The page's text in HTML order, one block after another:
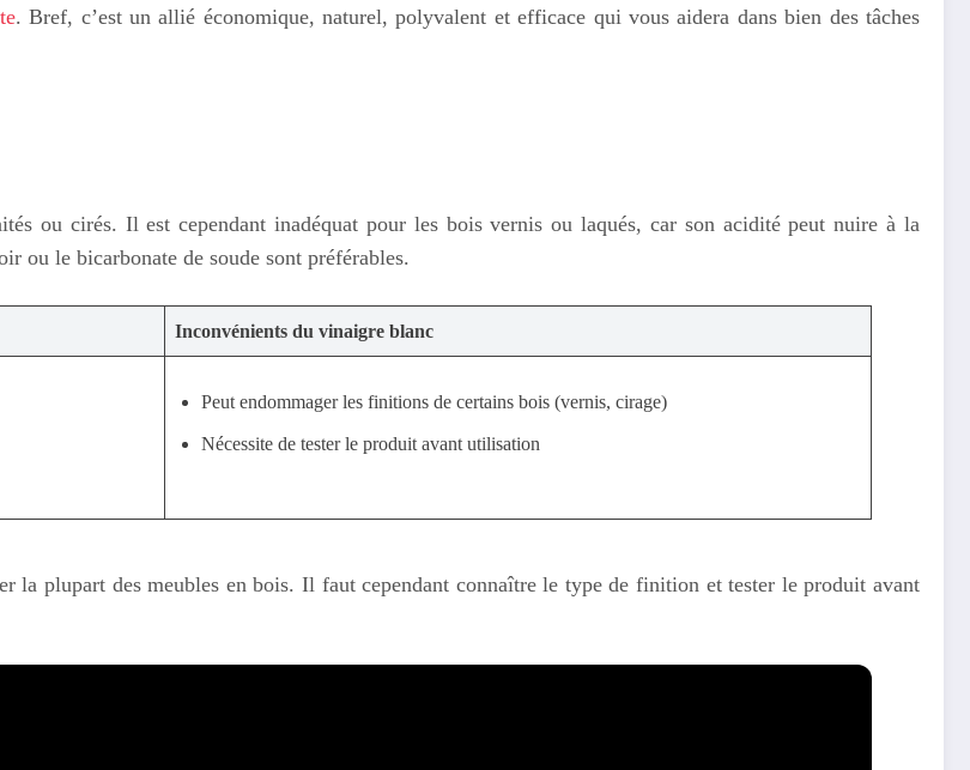
. Bref, c’est un allié économique, naturel, polyvalent et efficace qui vous aidera dans bien des tâches
ou cirés. Il est cependant inadéquat pour les bois vernis ou laqués, car son acidité peut nuire à la
ou le bicarbonate de soude sont préférables.
Inconvénients du vinaigre blanc
Peut endommager les finitions de certains bois (vernis, cirage)
Nécessite de tester le produit avant utilisation
la plupart des meubles en bois. Il faut cependant connaître le type de finition et tester le produit avant